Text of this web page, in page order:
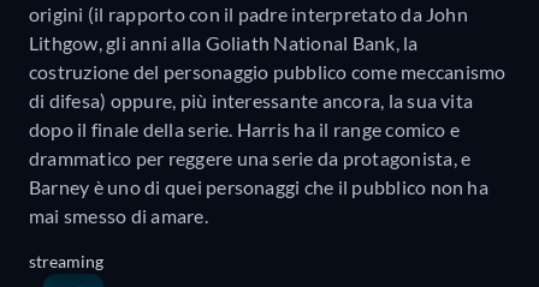
origini (il rapporto con il padre interpretato da John
Lithgow, gli anni alla Goliath National Bank, la
costruzione del personaggio pubblico come meccanismo
di difesa) oppure, più interessante ancora, la sua vita
dopo il finale della serie. Harris ha il range comico e
drammatico per reggere una serie da protagonista, e
Barney è uno di quei personaggi che il pubblico non ha
mai smesso di amare.
streaming